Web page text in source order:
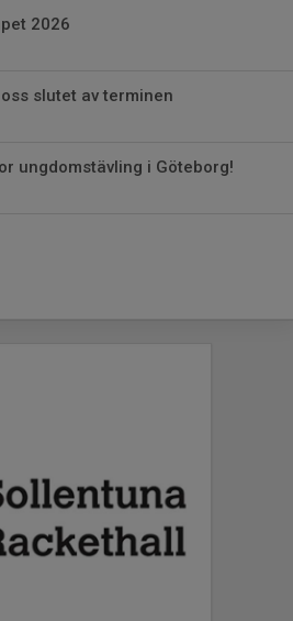
2026
slutet av terminen
ungdomstävling i Göteborg!